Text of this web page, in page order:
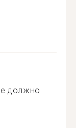
должно